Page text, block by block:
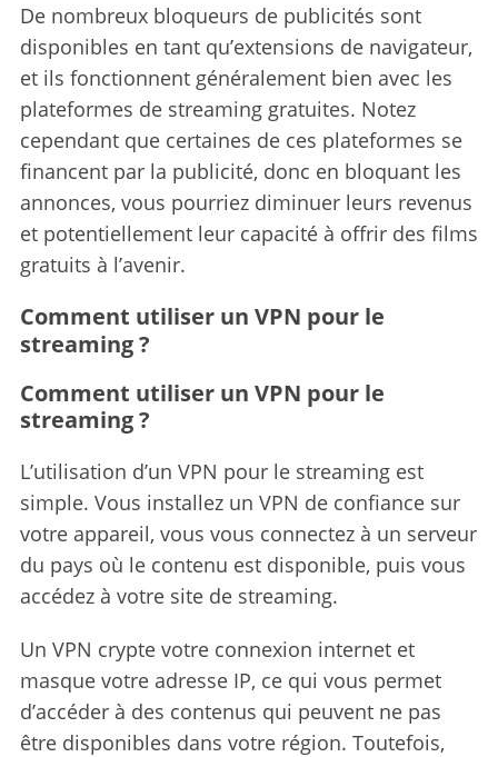
De nombreux bloqueurs de publicités sont
disponibles en tant qu’extensions de navigateur,
et ils fonctionnent généralement bien avec les
plateformes de streaming gratuites. Notez
cependant que certaines de ces plateformes se
financent par la publicité, donc en bloquant les
annonces, vous pourriez diminuer leurs revenus
et potentiellement leur capacité à offrir des films
gratuits à l’avenir.
Comment utiliser un VPN pour le
streaming ?
Comment utiliser un VPN pour le
streaming ?
L’utilisation d’un VPN pour le streaming est
simple. Vous installez un VPN de confiance sur
votre appareil, vous vous connectez à un serveur
du pays où le contenu est disponible, puis vous
accédez à votre site de streaming.
Un VPN crypte votre connexion internet et
masque votre adresse IP, ce qui vous permet
d’accéder à des contenus qui peuvent ne pas
être disponibles dans votre région. Toutefois,